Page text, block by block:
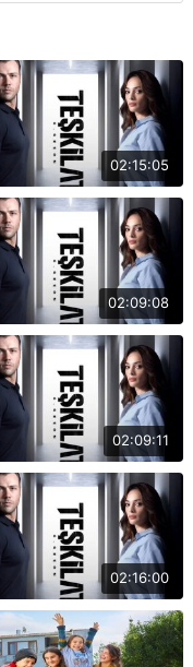
02:15:05
02:09:08
02:09:11
02:16:00